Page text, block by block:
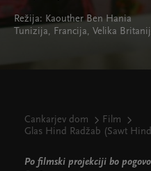
Režija: Kaouther Ben Hania
Tunizija, Francija, Velika
Cankarjev dom
Film
Glas Hind Radžab (Sawt
Po filmski projekciji bo